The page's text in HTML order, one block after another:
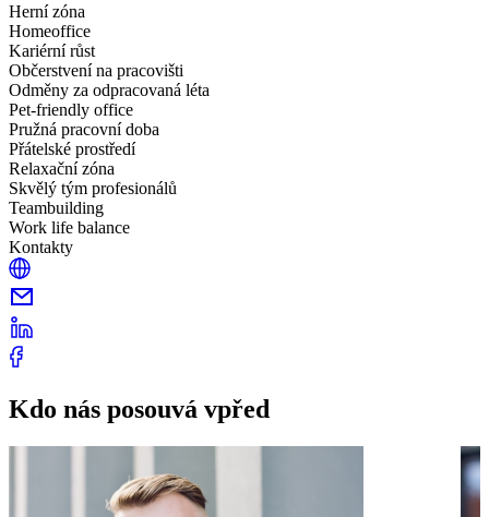
Herní zóna
Homeoffice
Kariérní růst
Občerstvení na pracovišti
Odměny za odpracovaná léta
Pet-friendly office
Pružná pracovní doba
Přátelské prostředí
Relaxační zóna
Skvělý tým profesionálů
Teambuilding
Work life balance
Kontakty
Kdo nás posouvá vpřed